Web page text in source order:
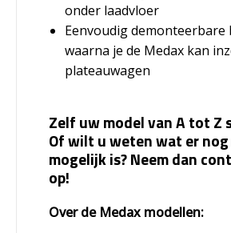
onder laadvloer
Eenvoudig demonteerbare
waarna je de Medax kan
plateauwagen
Zelf uw model van A tot Z
Of wilt u weten wat er nog
mogelijk is? Neem dan
op!
Over de Medax modellen: